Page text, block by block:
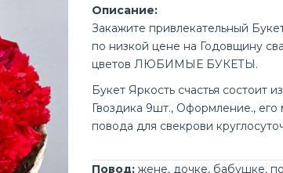
Описание:
Закажите привлекательный
по низкой цене на Годовщину
цветов ЛЮБИМЫЕ БУКЕТЫ.
Букет Яркость счастья состоит
Гвоздика 9шт., Оформление., его
повода для свекрови
Повод: жене, дочке, бабушке,